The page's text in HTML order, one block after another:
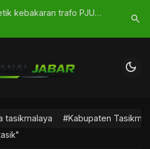
kebakaran trafo PJU
Panik
Tigasearch
dark_mode
tasikmalaya #Kabupaten